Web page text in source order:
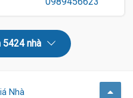
nhà
Nhà